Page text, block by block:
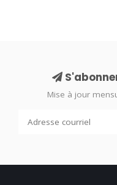
Mise à jour